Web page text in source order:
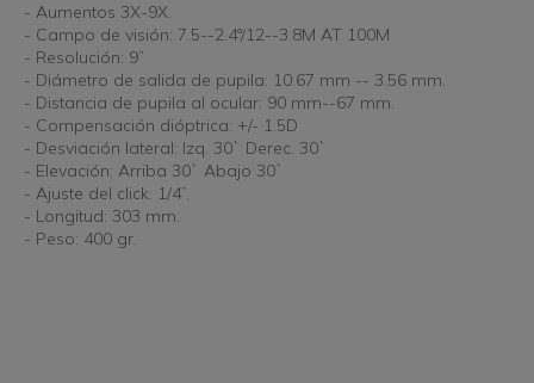
- Aumentos 3X-9X.
- Campo de visión: 7.5--2.4°/12--3.8M AT 100M
- Resolución: 9”
- Diámetro de salida de pupila: 10.67 mm -- 3.56 mm.
- Distancia de pupila al ocular: 90 mm--67 mm.
- Compensación dióptrica: +/- 1.5D
- Desviación lateral: Izq. 30` Derec. 30`
- Elevación: Arriba 30` Abajo 30`
- Ajuste del click: 1/4”.
- Longitud: 303 mm.
- Peso: 400 gr.